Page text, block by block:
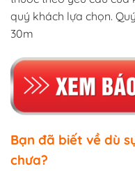
quý khách lựa chọn.
30m
Bạn đã biết về dù
chưa?